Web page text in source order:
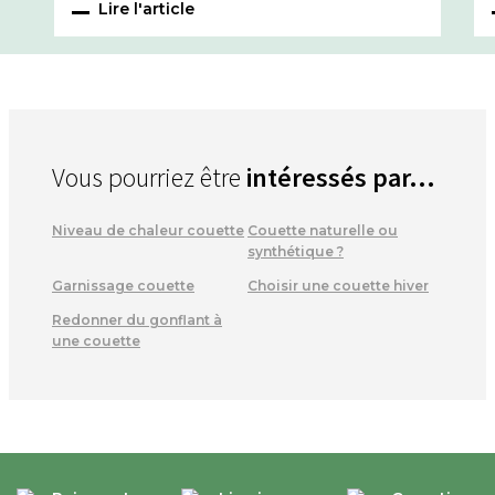
Lire l'article
Vous pourriez être intéressés par...
Niveau de chaleur couette Couette naturelle ou
synthétique ?
Garnissage couette Choisir une couette hiver
Redonner du gonflant à
une couette